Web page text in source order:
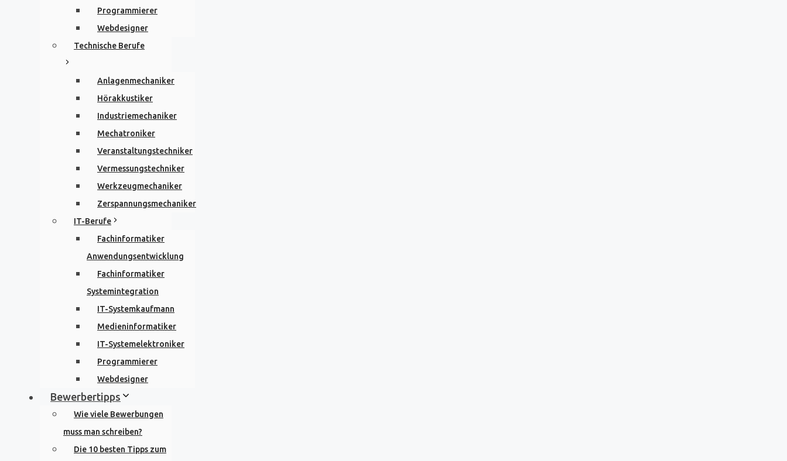
Programmierer
Webdesigner
Technische Berufe
Anlagenmechaniker
Hörakkustiker
Industriemechaniker
Mechatroniker
Veranstaltungstechniker
Vermessungstechniker
Werkzeugmechaniker
Zerspannungsmechaniker
IT-Berufe
Fachinformatiker
Anwendungsentwicklung
Fachinformatiker
Systemintegration
IT-Systemkaufmann
Medieninformatiker
IT-Systemelektroniker
Programmierer
Webdesigner
Bewerbertipps
Wie viele Bewerbungen
muss man schreiben?
Die 10 besten Tipps zum